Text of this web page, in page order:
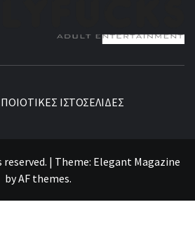
ΠΟΙΟΤΙΚΕΣ ΙΣΤΟΣΕΛΙΔΕΣ
| Theme: Elegant Magazine
byAF themes.